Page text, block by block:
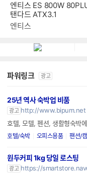
엔티스 ES 800W
탠다드 ATX3.1
엔티스
파워링크 광고
25년 역사 숙박업 비품
광고 http://www.bipum.net
호텔, 모텔, 펜션, 생활형숙박
호텔/숙박 오피스용품 팬션/
원두커피 1kg 당일 로스팅
광고 https://